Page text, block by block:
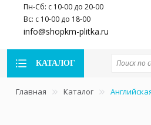
Пн-Сб: с 10-00 до 20-00
Вс: с 10-00 до 18-00
info@shopkm-plitka.ru
КАТАЛОГ
Главная Каталог